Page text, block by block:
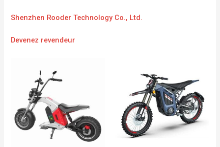
Shenzhen Rooder Technology Co., Ltd.
Devenez revendeur